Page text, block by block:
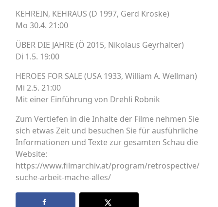
KEHREIN, KEHRAUS (D 1997, Gerd Kroske)
Mo 30.4. 21:00
ÜBER DIE JAHRE (Ö 2015, Nikolaus Geyrhalter)
Di 1.5. 19:00
HEROES FOR SALE (USA 1933, William A. Wellman)
Mi 2.5. 21:00
Mit einer Einführung von Drehli Robnik
Zum Vertiefen in die Inhalte der Filme nehmen Sie
sich etwas Zeit und besuchen Sie für ausführliche
Informationen und Texte zur gesamten Schau die
Website:
https://www.filmarchiv.at/program/retrospective/
suche-arbeit-mache-alles/